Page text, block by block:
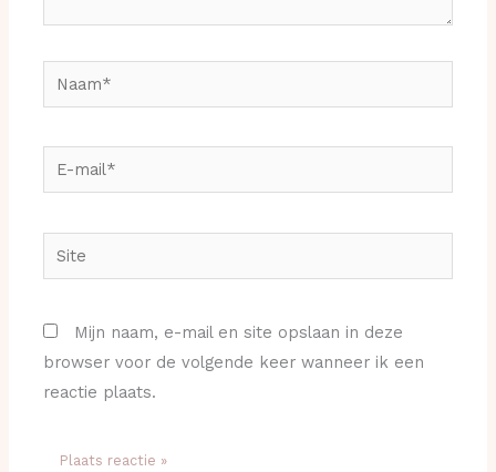
Naam*
E-
mail*
Site
Mijn naam, e-mail en site opslaan in deze
browser voor de volgende keer wanneer ik een
reactie plaats.